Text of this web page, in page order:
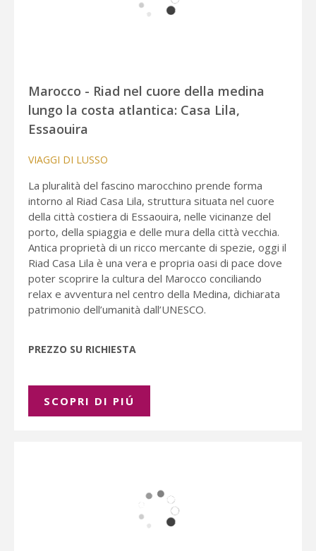
Marocco - Riad nel cuore della medina
lungo la costa atlantica: Casa Lila,
Essaouira
VIAGGI DI LUSSO
La pluralità del fascino marocchino prende forma
intorno al Riad Casa Lila, struttura situata nel cuore
della città costiera di Essaouira, nelle vicinanze del
porto, della spiaggia e delle mura della città vecchia.
Antica proprietà di un ricco mercante di spezie, oggi il
Riad Casa Lila è una vera e propria oasi di pace dove
poter scoprire la cultura del Marocco conciliando
relax e avventura nel centro della Medina, dichiarata
patrimonio dell’umanità dall’UNESCO.
PREZZO SU RICHIESTA
SCOPRI DI PIÚ